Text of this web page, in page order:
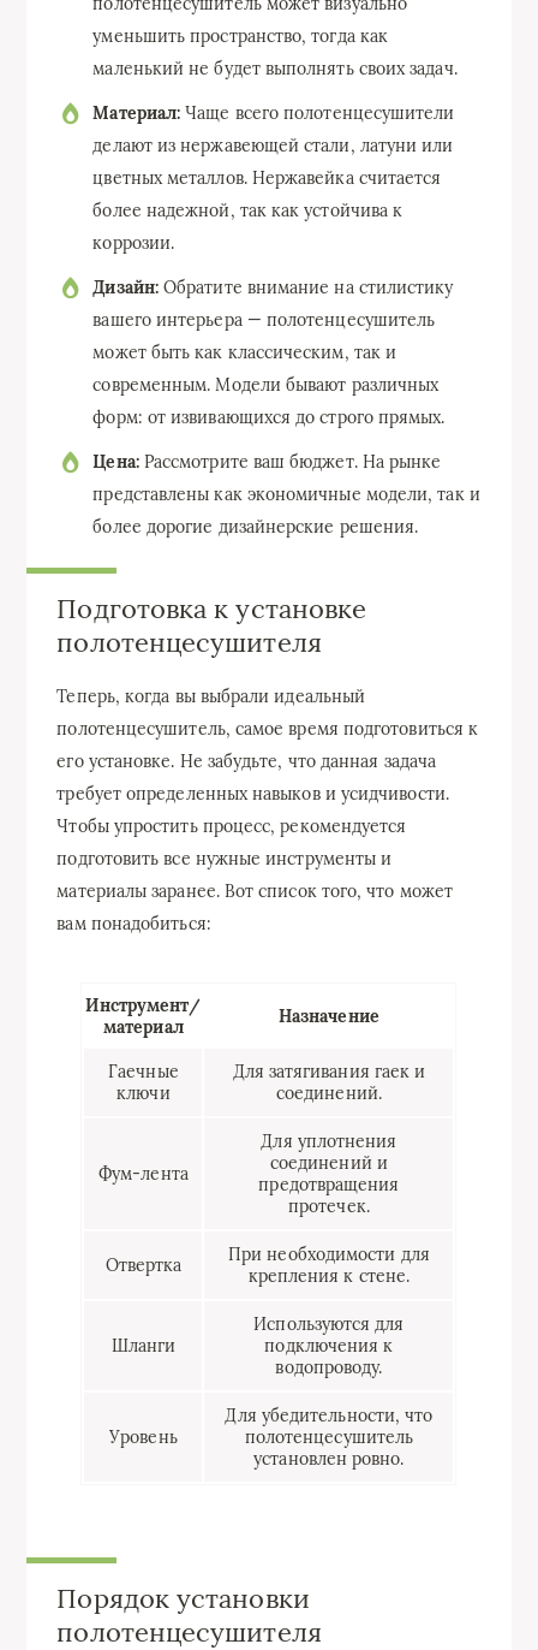
уменьшить пространство, тогда как
маленький не будет выполнять своих задач.
Материал: Чаще всего полотенцесушители
делают из нержавеющей стали, латуни или
цветных металлов. Нержавейка считается
более надежной, так как устойчива к
коррозии.
Дизайн:Обратите внимание на стилистику
вашего интерьера — полотенцесушитель
может быть как классическим, так и
современным. Модели бывают различных
форм: от извивающихся до строго прямых.
Цена:Рассмотрите ваш бюджет. На рынке
представлены как экономичные модели, так и
более дорогие дизайнерские решения.
Подготовка к установке
полотенцесушителя
Теперь, когда вы выбрали идеальный
полотенцесушитель, самое время подготовиться к
его установке. Не забудьте, что данная задача
требует определенных навыков и усидчивости.
Чтобы упростить процесс, рекомендуется
подготовить все нужные инструменты и
материалы заранее. Вот список того, что может
вам понадобиться:
Инструмент/
материал
Назначение
Гаечные
ключи
Для затягивания гаек и
соединений.
Фум-лента
Для уплотнения
соединений и
предотвращения
протечек.
Отвертка
При необходимости для
крепления к стене.
Шланги
Используются для
подключения к
водопроводу.
Уровень
Для убедительности, что
полотенцесушитель
установлен ровно.
Порядок установки
полотенцесушителя